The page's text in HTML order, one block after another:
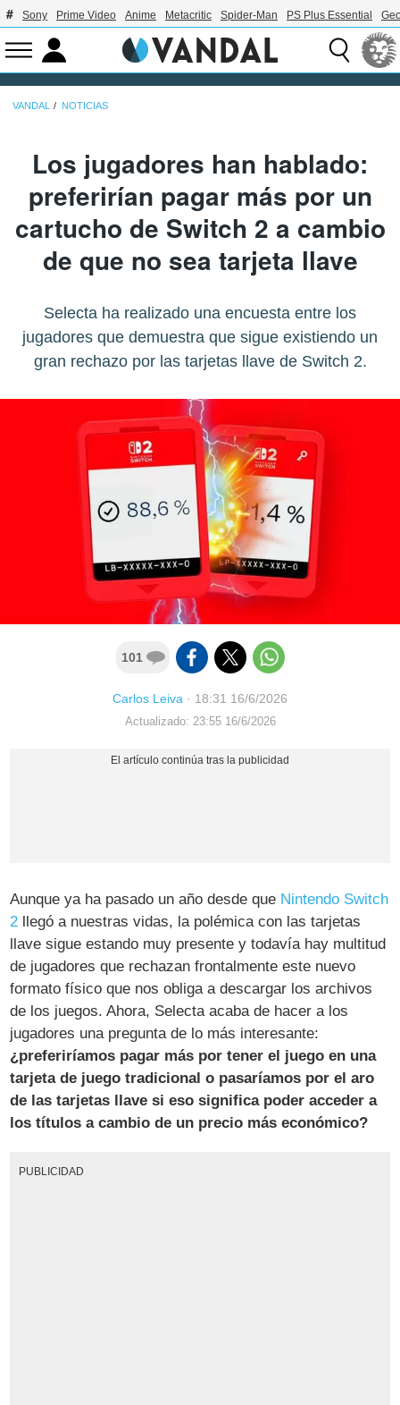
Sony Prime Video Anime Metacritic Spider-Man PS Plus Essential
VANDAL NOTICIAS
Los jugadores han hablado:
preferirían pagar más por un
cartucho de Switch 2 a cambio
de que no sea tarjeta llave
Selecta ha realizado una encuesta entre los
jugadores que demuestra que sigue existiendo un
gran rechazo por las tarjetas llave de Switch 2.
101
Carlos Leiva · 18:31 16/6/2026
Actualizado: 23:55 16/6/2026
Aunque ya ha pasado un año desde que Nintendo Switch
2 llegó a nuestras vidas, la polémica con las tarjetas
llave sigue estando muy presente y todavía hay multitud
de jugadores que rechazan frontalmente este nuevo
formato físico que nos obliga a descargar los archivos
de los juegos. Ahora, Selecta acaba de hacer a los
jugadores una pregunta de lo más interesante:
¿preferiríamos pagar más por tener el juego en una
tarjeta de juego tradicional o pasaríamos por el aro
de las tarjetas llave si eso significa poder acceder a
los títulos a cambio de un precio más económico?
PUBLICIDAD